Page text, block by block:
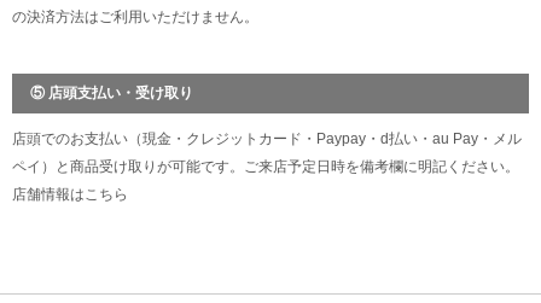
の決済方法はご利用いただけません。
⑤ 店頭支払い・受け取り
店頭でのお支払い（現金・クレジットカード・Paypay・d払い・au Pay・メル
ペイ）と商品受け取りが可能です。ご来店予定日時を備考欄に明記ください。
店舗情報はこちら